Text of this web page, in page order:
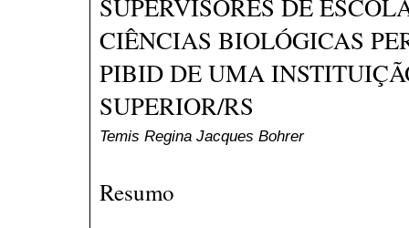
SUPERVISORES DE
CIÊNCIAS BIOLÓGICAS
PIBID DE UMA
SUPERIOR/RS
Temis Regina Jacques Bohrer
Resumo